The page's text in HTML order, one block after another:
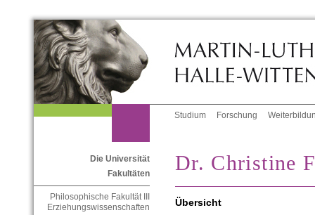
Studium Forschung
Die Universität
Fakultäten
Philosophische Fakultät III
Erziehungswissenschaften
Dr. Christine
Übersicht